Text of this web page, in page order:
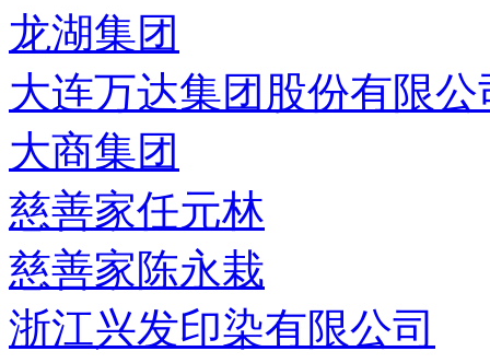
龙湖集团
大连万达集团股份有限公
大商集团
慈善家任元林
慈善家陈永栽
浙江兴发印染有限公司